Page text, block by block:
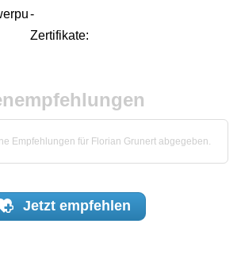
-
Zertifikate:
Empfehlungen für Florian Grunert abgegeben.
Jetzt empfehlen